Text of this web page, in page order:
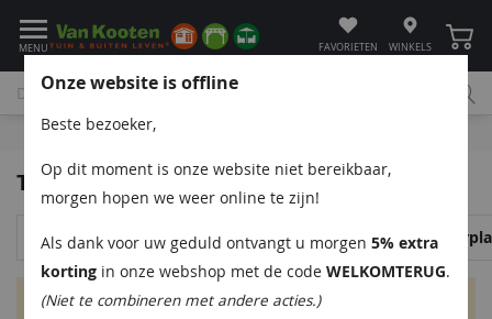
MENU FAVORIETEN WINKELS
Bel
Tuinhout - Steigerhout
Tuinpalen Planken Rabatdelen
Geen producten gevonden voor deze selectie.
Onze website is offline
Beste bezoeker,
Op dit moment is onze website niet bereikbaar,
morgen hopen we weer online te zijn!
Als dank voor uw geduld ontvangt u morgen5% extra
korting in onze webshop met de codeWELKOMTERUG.
(Niet te combineren met andere acties.)